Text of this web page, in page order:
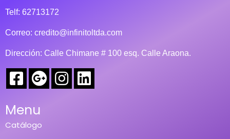
Telf: 62713172
Correo: credito@infinitoltda.com
Dirección: Calle Chimane # 100 esq. Calle Araona.
Menu
Catálogo